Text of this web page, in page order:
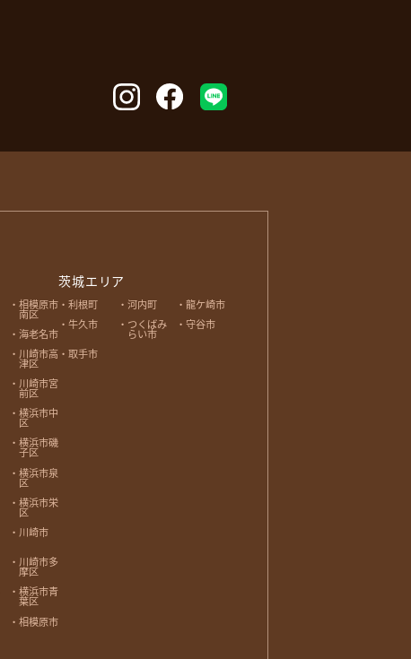
相模原市
南区
海老名市
川崎市高
津区
川崎市宮
前区
横浜市中
区
横浜市磯
子区
横浜市泉
区
横浜市栄
区
川崎市
川崎市多
摩区
横浜市青
葉区
相模原市
茨城エリア
利根町 河内町
龍ケ崎市
牛久市
つくばみ
らい市
守谷市
取手市